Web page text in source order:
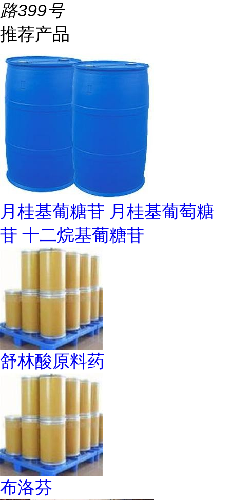
路399号
推荐产品
月桂基葡糖苷 月桂基葡萄糖
苷 十二烷基葡糖苷
舒林酸原料药
布洛芬